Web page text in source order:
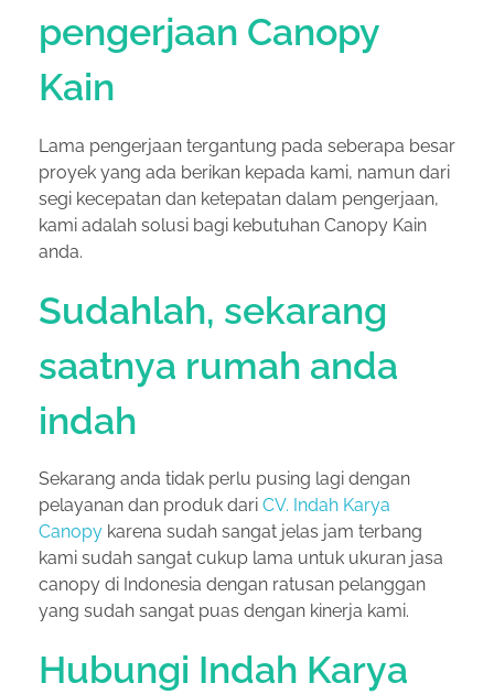
pengerjaan Canopy
Kain
Lama pengerjaan tergantung pada seberapa besar
proyek yang ada berikan kepada kami, namun dari
segi kecepatan dan ketepatan dalam pengerjaan,
kami adalah solusi bagi kebutuhan Canopy Kain
anda.
Sudahlah, sekarang
saatnya rumah anda
indah
Sekarang anda tidak perlu pusing lagi dengan
pelayanan dan produk dari CV. Indah Karya
Canopy karena sudah sangat jelas jam terbang
kami sudah sangat cukup lama untuk ukuran jasa
canopy di Indonesia dengan ratusan pelanggan
yang sudah sangat puas dengan kinerja kami.
Hubungi Indah Karya